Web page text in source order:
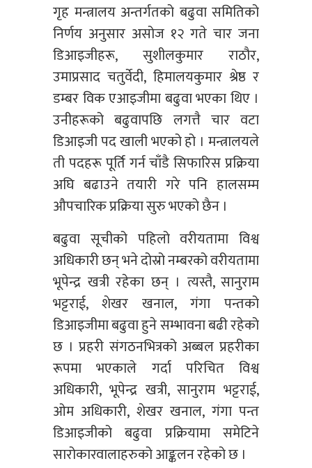
गृह मन्त्रालय अन्तर्गतको बढुवा समितिको
निर्णय अनुसार असोज १२ गते चार जना
डिआइजीहरू, सुशीलकुमार राठौर,
उमाप्रसाद चतुर्वेदी, हिमालयकुमार श्रेष्ठ र
डम्बर विक एआइजीमा बढुवा भएका थिए ।
उनीहरूको बढुवापछि लगत्तै चार वटा
डिआइजी पद खाली भएको हो । मन्त्रालयले
ती पदहरू पूर्ति गर्न चाँडै सिफारिस प्रक्रिया
अघि बढाउने तयारी गरे पनि हालसम्म
औपचारिक प्रक्रिया सुरु भएको छैन ।
बढुवा सूचीको पहिलो वरीयतामा विश्व
अधिकारी छन् भने दोस्रो नम्बरको वरीयतामा
भूपेन्द्र खत्री रहेका छन् । त्यस्तै, सानुराम
भट्टराई, शेखर खनाल, गंगा पन्तको
डिआइजीमा बढुवा हुने सम्भावना बढी रहेको
छ । प्रहरी संगठनभित्रको अब्बल प्रहरीका
रूपमा भएकाले गर्दा परिचित विश्व
अधिकारी, भूपेन्द्र खत्री, सानुराम भट्टराई,
ओम अधिकारी, शेखर खनाल, गंगा पन्त
डिआइजीको बढुवा प्रक्रियामा समेटिने
सारोकारवालाहरुको आङ्कलन रहेको छ ।